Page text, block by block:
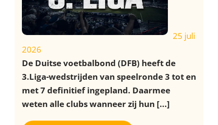
25 juli
2026
De Duitse voetbalbond (DFB) heeft de
3.Liga-wedstrijden van speelronde 3 tot en
met 7 definitief ingepland. Daarmee
weten alle clubs wanneer zij hun [...]